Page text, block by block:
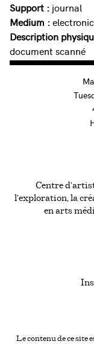
Support : journal
Medium :
Description
document scanné
Centre
l’exploration, la
en arts
Le contenu de ce site